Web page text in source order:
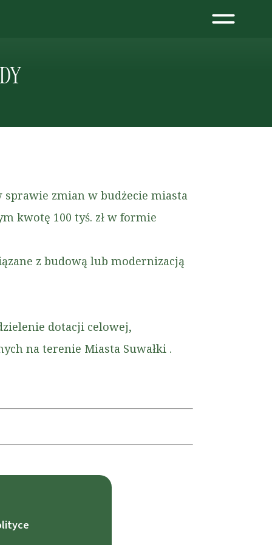
sprawie zmian w budżecie miasta
kwotę 100 tyś. zł w formie
z budową lub modernizacją
dotacji celowej,
na terenie Miasta Suwałki .